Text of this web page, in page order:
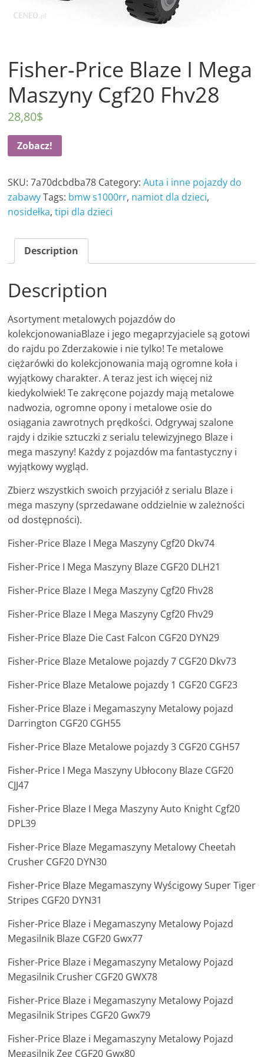
Fisher-Price Blaze I Mega
Maszyny Cgf20 Fhv28
28,80$
Zobacz!
SKU:7a70dcbdba78 Category:Auta i inne pojazdy do
zabawy Tags: bmw s1000rr, namiot dla dzieci,
nosidełka,tipi dla dzieci
Description
Description
Asortyment metalowych pojazdów do
kolekcjonowaniaBlaze i jego megaprzyjaciele są gotowi
do rajdu po Zderzakowie i nie tylko! Te metalowe
ciężarówki do kolekcjonowania mają ogromne koła i
wyjątkowy charakter. A teraz jest ich więcej niż
kiedykolwiek! Te zakręcone pojazdy mają metalowe
nadwozia, ogromne opony i metalowe osie do
osiągania zawrotnych prędkości. Odgrywaj szalone
rajdy i dzikie sztuczki z serialu telewizyjnego Blaze i
mega maszyny! Każdy z pojazdów ma fantastyczny i
wyjątkowy wygląd.
Zbierz wszystkich swoich przyjaciół z serialu Blaze i
mega maszyny (sprzedawane oddzielnie w zależności
od dostępności).
Fisher-Price Blaze I Mega Maszyny Cgf20 Dkv74
Fisher-Price I Mega Maszyny Blaze CGF20 DLH21
Fisher-Price Blaze I Mega Maszyny Cgf20 Fhv28
Fisher-Price Blaze I Mega Maszyny Cgf20 Fhv29
Fisher-Price Blaze Die Cast Falcon CGF20 DYN29
Fisher-Price Blaze Metalowe pojazdy 7 CGF20 Dkv73
Fisher-Price Blaze Metalowe pojazdy 1 CGF20 CGF23
Fisher-Price Blaze i Megamaszyny Metalowy pojazd
Darrington CGF20 CGH55
Fisher-Price Blaze Metalowe pojazdy 3 CGF20 CGH57
Fisher-Price I Mega Maszyny Ubłocony Blaze CGF20
CJJ47
Fisher-Price Blaze I Mega Maszyny Auto Knight Cgf20
DPL39
Fisher-Price Blaze Megamaszyny Metalowy Cheetah
Crusher CGF20 DYN30
Fisher-Price Blaze Megamaszyny Wyścigowy Super Tiger
Stripes CGF20 DYN31
Fisher-Price Blaze i Megamaszyny Metalowy Pojazd
Megasilnik Blaze CGF20 Gwx77
Fisher-Price Blaze i Megamaszyny Metalowy Pojazd
Megasilnik Crusher CGF20 GWX78
Fisher-Price Blaze i Megamaszyny Metalowy Pojazd
Megasilnik Stripes CGF20 Gwx79
Fisher-Price Blaze i Megamaszyny Metalowy Pojazd
Megasilnik Zeg CGF20 Gwx80